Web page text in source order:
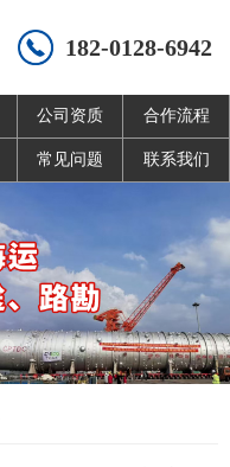
182-0128-6942
公司资质 合作流程
常见问题 联系我们